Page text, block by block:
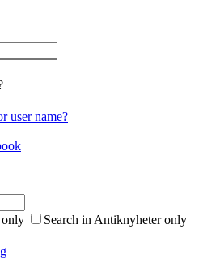
user name?
only Search in Antiknyheter only